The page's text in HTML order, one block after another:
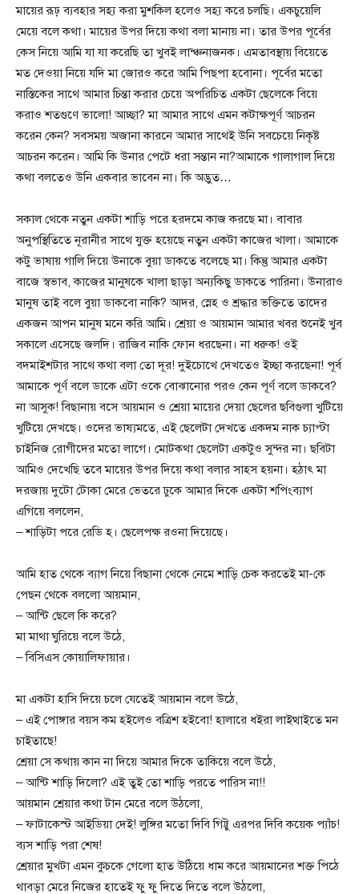
মায়ের রূঢ় ব্যবহার সহ্য করা মুশকিল হলেও সহ্য করে চলছি। একচুয়েলি
মেয়ে বলে কথা। মায়ের উপর দিয়ে কথা বলা মানায় না। তার উপর পূর্বের
কেস নিয়ে আমি যা যা করেছি তা খুবই লান্ঞ্চনাজনক। এমতাবস্থায় বিয়েতে
মত দেওয়া নিয়ে যদি মা জোরও করে আমি পিছপা হবোনা। পূর্বের মতো
নাস্তিকের সাথে আমার চিন্তা করার চেয়ে অপরিচিত একটা ছেলেকে বিয়ে
করাও শতগুণে ভালো! আচ্ছা? মা আমার সাথে এমন কটাক্ষপূর্ণ আচরন
করেন কেন? সবসময় অজানা কারনে আমার সাথেই উনি সবচেয়ে নিকৃষ্ট
আচরন করেন। আমি কি উনার পেটে ধরা সন্তান না?আমাকে গালাগাল দিয়ে
কথা বলতেও উনি একবার ভাবেন না। কি অদ্ভুত…
সকাল থেকে নতুন একটা শাড়ি পরে হরদমে কাজ করছে মা। বাবার
অনুপস্থিতিতে নূরানীর সাথে যুক্ত হয়েছে নতুন একটা কাজের খালা। আমাকে
কটু ভাষায় গালি দিয়ে উনাকে বুয়া ডাকতে বলেছে মা। কিন্তু আমার একটা
বাজে স্বভাব, কাজের মানুষকে খালা ছাড়া অন্যকিছু ডাকতে পারিনা। উনারাও
মানুষ তাই বলে বুয়া ডাকবো নাকি? আদর, স্নেহ ও শ্রদ্ধার ভক্তিতে তাদের
একজন আপন মানুষ মনে করি আমি। শ্রেয়া ও আয়মান আমার খবর শুনেই খুব
সকালে এসেছে জলদি। রাজিব নাকি ফোন ধরছেনা। না ধরুক! ওই
বদমাইশটার সাথে কথা বলা তো দূর! দুইচোখে দেখতেও ইচ্ছা করছেনা! পূর্ব
আমাকে পূর্ণ বলে ডাকে এটা ওকে বোঝানোর পরও কেন পূর্ণ বলে ডাকবে?
না আসুক! বিছানায় বসে আয়মান ও শ্রেয়া মায়ের দেয়া ছেলের ছবিগুলা খুটিয়ে
খুটিয়ে দেখছে। ওদের ভাষ্যমতে, এই ছেলেটা দেখতে একদম নাক চ্যাপ্টা
চাইনিজ রোগীদের মতো লাগে। মোটকথা ছেলেটা একটুও সুন্দর না। ছবিটা
আমিও দেখেছি তবে মায়ের উপর দিয়ে কথা বলার সাহস হয়না। হঠাৎ মা
দরজায় দুটো টোকা মেরে ভেতরে ঢুকে আমার দিকে একটা শপিংব্যাগ
এগিয়ে বললেন,
– শাড়িটা পরে রেডি হ। ছেলেপক্ষ রওনা দিয়েছে।
আমি হাত থেকে ব্যাগ নিয়ে বিছানা থেকে নেমে শাড়ি চেক করতেই মা-কে
পেছন থেকে বললো আয়মান,
– আন্টি ছেলে কি করে?
মা মাথা ঘুরিয়ে বলে উঠে,
– বিসিএস কোয়ালিফায়ার।
মা একটা হাসি দিয়ে চলে যেতেই আয়মান বলে উঠে,
– এই পোঙ্গার বয়স কম হইলেও বত্রিশ হইবো! হালারে ধইরা লাইত্থাইতে মন
চাইতাছে!
শ্রেয়া সে কথায় কান না দিয়ে আমার দিকে তাকিয়ে বলে উঠে,
– আন্টি শাড়ি দিলো? এই তুই তো শাড়ি পরতে পারিস না!!
আয়মান শ্রেয়ার কথা টান মেরে বলে উঠলো,
– ফাটাকেস্ট আইডিয়া দেই! লুঙ্গির মতো দিবি গিট্টু এরপর দিবি কয়েক প্যাঁচ!
ব্যস শাড়ি পরা শেষ!
শ্রেয়ার মুখটা এমন কুচকে গেলো হাত উঠিয়ে ধাম করে আয়মানের শক্ত পিঠে
থাবড়া মেরে নিজের হাতেই ফু ফু দিতে দিতে বলে উঠলো,